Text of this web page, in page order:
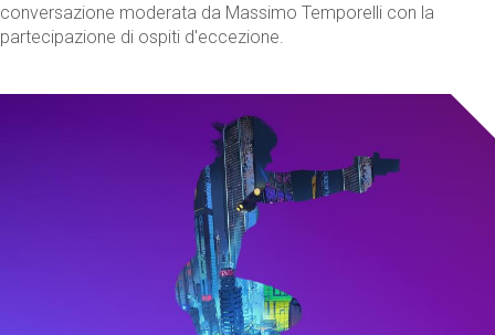
conversazione moderata da Massimo Temporelli con la
partecipazione di ospiti d'eccezione.